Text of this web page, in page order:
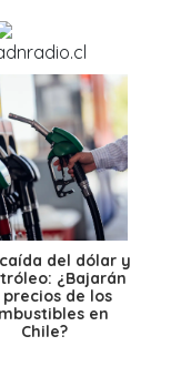
del dólar y
¿Bajarán
precios de los
en
Chile?